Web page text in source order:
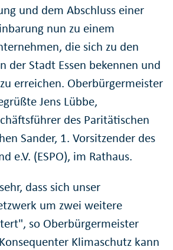
und dem Abschluss einer
nun zu einem
die sich zu den
der Stadt Essen bekennen und
erreichen. Oberbürgermeister
Jens Lübbe,
des Paritätischen
Sander, 1. Vorsitzender des
e.V. (ESPO), im Rathaus.
dass sich unser
um zwei weitere
so Oberbürgermeister
Klimaschutz kann